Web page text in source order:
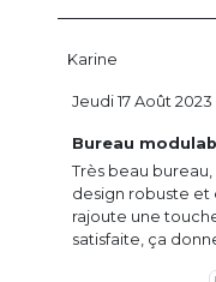
Karine
Bureau
Très beau
design robuste et
rajoute une
satisfaite, ça
Jeudi 17 Août 2023